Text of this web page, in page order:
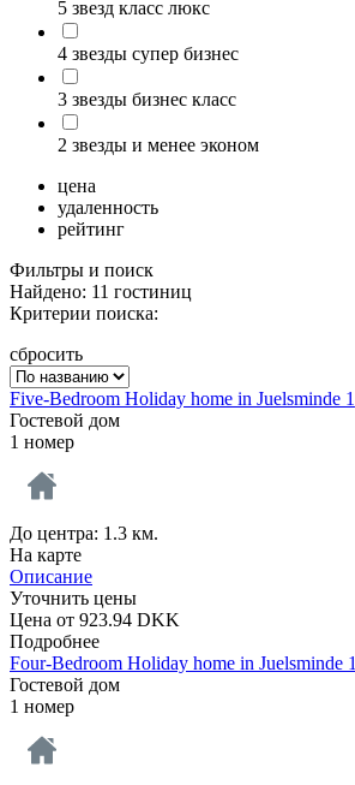
5 звезд класс люкс
4 звезды супер бизнес
3 звезды бизнес класс
2 звезды и менее эконом
цена
удаленность
рейтинг
Фильтры и поиск
Найдено: 11 гостиниц
Критерии поиска:
сбросить
Five-Bedroom Holiday home in Juelsminde 1
Гостевой дом
1 номер
До центра: 1.3 км.
На карте
Описание
Уточнить цены
Цена от 923.94 DKK
Подробнее
Four-Bedroom Holiday home in Juelsminde 1
Гостевой дом
1 номер